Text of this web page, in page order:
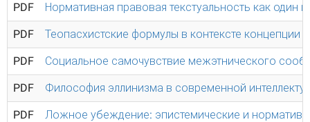
PDF Нормативная правовая текстуальность как
PDF Теопасхистские формулы в контексте концепции
PDF Социальное самочувствие межэтнического
PDF Философия эллинизма в современной
PDF Ложное убеждение: эпистемические и